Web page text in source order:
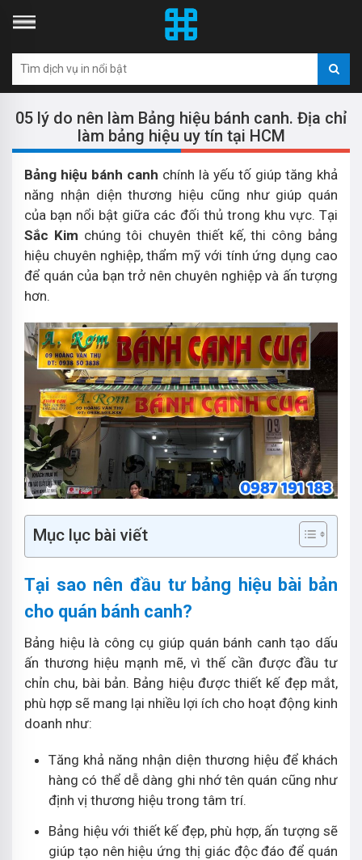
05 lý do nên làm Bảng hiệu bánh canh. Địa chỉ
làm bảng hiệu uy tín tại HCM
Bảng hiệu bánh canh chính là yếu tố giúp tăng khả
năng nhận diện thương hiệu cũng như giúp quán
của bạn nổi bật giữa các đối thủ trong khu vực. Tại
Sắc Kim chúng tôi chuyên thiết kế, thi công bảng
hiệu chuyên nghiệp, thẩm mỹ với tính ứng dụng cao
để quán của bạn trở nên chuyên nghiệp và ấn tượng
hơn.
Mục lục bài viết
Tại sao nên đầu tư bảng hiệu bài bản
cho quán bánh canh?
Bảng hiệu là công cụ giúp quán bánh canh tạo dấu
ấn thương hiệu mạnh mẽ, vì thế cần được đầu tư
chỉn chu, bài bản. Bảng hiệu được thiết kế đẹp mắt,
phù hợp sẽ mang lại nhiều lợi ích cho hoạt động kinh
doanh như:
Tăng khả năng nhận diện thương hiệu để khách
hàng có thể dễ dàng ghi nhớ tên quán cũng như
định vị thương hiệu trong tâm trí.
Bảng hiệu với thiết kế đẹp, phù hợp, ấn tượng sẽ
giúp tạo nên hiệu ứng thị giác độc đáo để quán